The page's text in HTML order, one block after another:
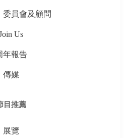
委員會及顧問
Us
年報告
傳媒
目推薦
展覽